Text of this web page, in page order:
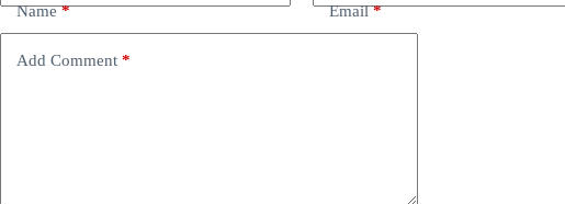
Name* Email*
Add Comment *